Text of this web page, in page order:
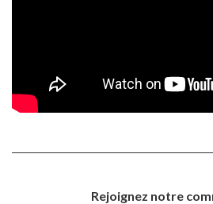
Rejoignez notre